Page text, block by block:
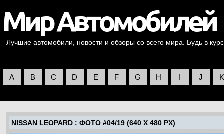
Лучшие автомобили, новости и обзоры со всего мира. Будь в
A B C D E F G H I J K
NISSAN LEOPARD : ФОТО #04/19 (640 X 480 PX)